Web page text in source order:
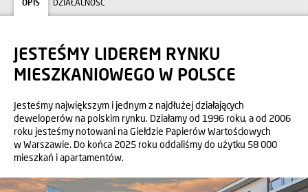
OPIS DZIAŁALNOŚĆ
JESTEŚMY LIDEREM RYNKU
MIESZKANIOWEGO W POLSCE
Jesteśmy największym i jednym z najdłużej działających
deweloperów na polskim rynku. Działamy od 1996 roku, a od 2006
roku jesteśmy notowani na Giełdzie Papierów Wartościowych
w Warszawie. Do końca 2025 roku oddaliśmy do użytku 58 000
mieszkań i apartamentów.